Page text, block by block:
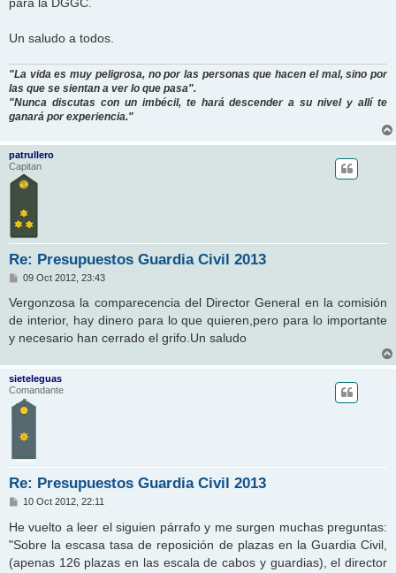
e
Un saludo a todos.
"La vida es muy peligrosa, no por las personas que hacen el mal, sino por
las que se sientan a ver lo que pasa".
"Nunca discutas con un imbécil, te hará descender a su nivel y allí te
ganará por experiencia."
patrullero
Capitan
Re: Presupuestos Guardia Civil 2013
M
n
a
j
e
09 Oct 2012, 23:43
Vergonzosa la comparecencia del Director General en la comisión
de interior, hay dinero para lo que quieren,pero para lo importante
y necesario han cerrado el grifo.Un saludo
sieteleguas
Comandante
Re: Presupuestos Guardia Civil 2013
M
n
s
a
e
10 Oct 2012, 22:11
He vuelto a leer el siguien párrafo y me surgen muchas preguntas:
"Sobre la escasa tasa de reposición de plazas en la Guardia Civil,
(apenas 126 plazas en las escala de cabos y guardias), el director